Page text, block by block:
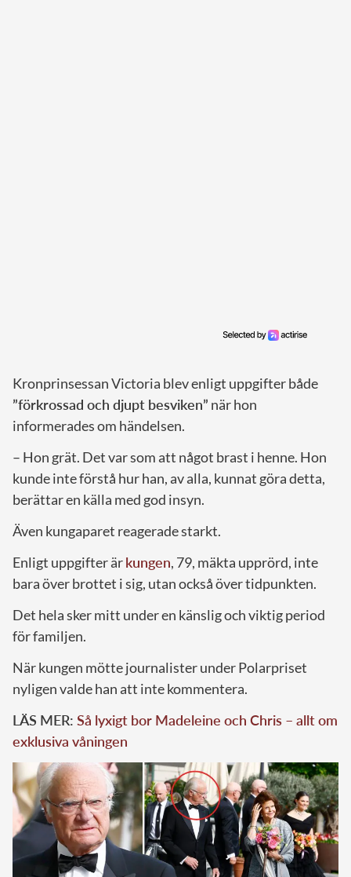
Kronprinsessan Victoria blev enligt uppgifter både
”förkrossad och djupt besviken” när hon
informerades om händelsen.
– Hon grät. Det var som att något brast i henne. Hon
kunde inte förstå hur han, av alla, kunnat göra detta,
berättar en källa med god insyn.
Även kungaparet reagerade starkt.
Enligt uppgifter ärkungen, 79, mäkta upprörd, inte
bara över brottet i sig, utan också över tidpunkten.
Det hela sker mitt under en känslig och viktig period
för familjen.
När kungen mötte journalister under Polarpriset
nyligen valde han att inte kommentera.
LÄS MER: Så lyxigt bor Madeleine och Chris – allt om
exklusiva våningen